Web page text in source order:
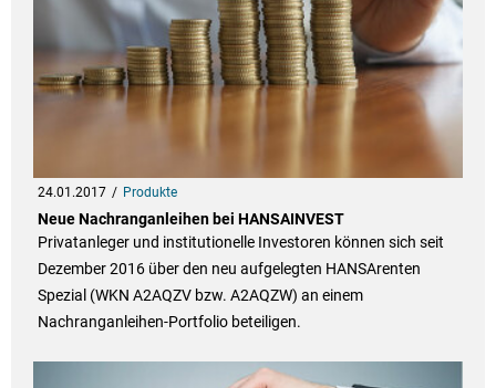
24.01.2017 Produkte
Neue Nachranganleihen bei HANSAINVEST
Privatanleger und institutionelle Investoren können sich seit
Dezember 2016 über den neu aufgelegten HANSArenten
Spezial (WKN A2AQZV bzw. A2AQZW) an einem
Nachranganleihen-Portfolio beteiligen.